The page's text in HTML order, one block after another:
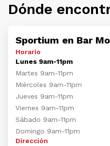
Dónde
Sportium en Bar
Horario
Lunes 9am-11pm
Martes 9am-11pm
Miércoles 9am-11pm
Jueves 9am-11pm
Viernes 9am-11pm
Sábado 9am-11pm
Domingo 9am-11pm
Dirección